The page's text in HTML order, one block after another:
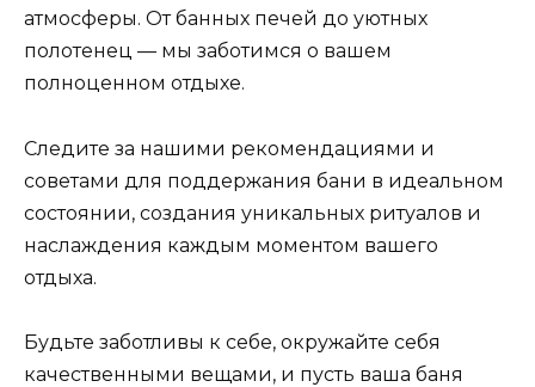
атмосферы. От банных печей до уютных
полотенец — мы заботимся о вашем
полноценном отдыхе.
Следите за нашими рекомендациями и
советами для поддержания бани в идеальном
состоянии, создания уникальных ритуалов и
наслаждения каждым моментом вашего
отдыха.
Будьте заботливы к себе, окружайте себя
качественными вещами, и пусть ваша баня